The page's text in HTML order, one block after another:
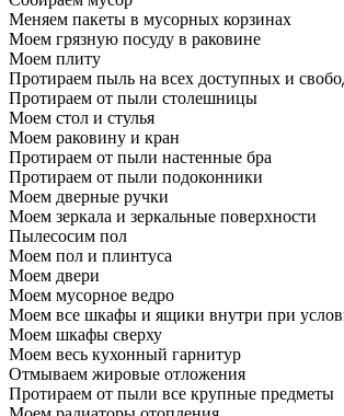
Меняем пакеты в мусорных корзинах
Моем грязную посуду в раковине
Моем плиту
Протираем пыль на всех доступных и
Протираем от пыли столешницы
Моем стол и стулья
Моем раковину и кран
Протираем от пыли настенные бра
Протираем от пыли подоконники
Моем дверные ручки
Моем зеркала и зеркальные поверхности
Пылесосим пол
Моем пол и плинтуса
Моем двери
Моем мусорное ведро
Моем все шкафы и ящики внутри при
Моем шкафы сверху
Моем весь кухонный гарнитур
Отмываем жировые отложения
Протираем от пыли все крупные предметы